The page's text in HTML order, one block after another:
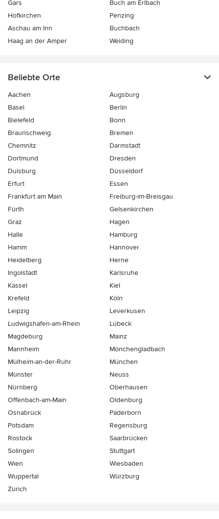
Gars
Buch am Erlbach
Hofkirchen
Penzing
Aschau am Inn
Buchbach
Haag an der Amper
Weiding
Beliebte Orte
Aachen
Augsburg
Basel
Berlin
Bielefeld
Bonn
Braunschweig
Bremen
Chemnitz
Darmstadt
Dortmund
Dresden
Duisburg
Düsseldorf
Erfurt
Essen
Frankfurt am Main
Freiburg-im-Breisgau
Fürth
Gelsenkirchen
Graz
Hagen
Halle
Hamburg
Hamm
Hannover
Heidelberg
Herne
Ingolstadt
Karlsruhe
Kassel
Kiel
Krefeld
Köln
Leipzig
Leverkusen
Ludwigshafen-am-Rhein
Lübeck
Magdeburg
Mainz
Mannheim
Mönchen­gladbach
Mülheim-an-der-Ruhr
München
Münster
Neuss
Nürnberg
Oberhausen
Offenbach-am-Main
Oldenburg
Osnabrück
Paderborn
Potsdam
Regensburg
Rostock
Saarbrücken
Solingen
Stuttgart
Wien
Wiesbaden
Wuppertal
Würzburg
Zürich